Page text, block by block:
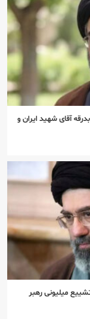
آقای شهید ایران و
میلیونی رهبر